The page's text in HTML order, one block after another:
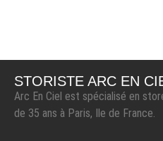
STORISTE ARC EN
Arc En Ciel est spécialisé en
de 35 ans à Paris, Ile de France.